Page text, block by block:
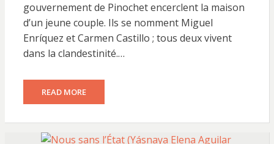
gouvernement de Pinochet encerclent la maison
d’un jeune couple. Ils se nomment Miguel
Enríquez et Carmen Castillo ; tous deux vivent
dans la clandestinité.…
READ MORE